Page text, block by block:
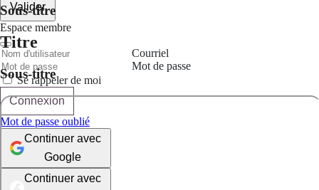
Sous-titre
Titre
Sous-titre
Valider
Espace membre
Courriel
Mot de passe
Se rappeler de moi
Connexion
Mot de passe oublié
Continuer avec
Google
Continuer avec